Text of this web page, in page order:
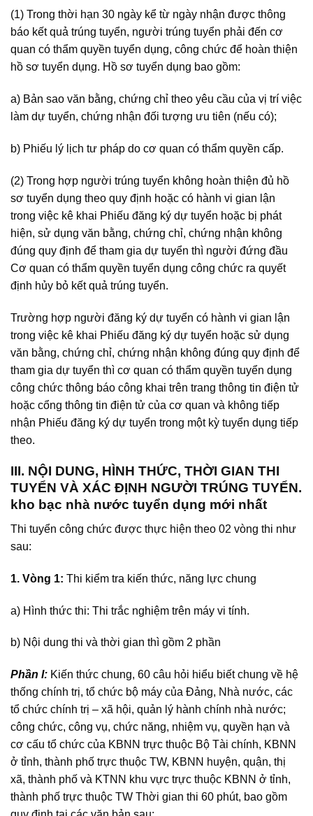
(1) Trong thời hạn 30 ngày kể từ ngày nhận được thông
báo kết quả trúng tuyển, người trúng tuyển phải đến cơ
quan có thẩm quyền tuyển dụng, công chức để hoàn thiện
hồ sơ tuyển dụng. Hồ sơ tuyển dụng bao gồm:
a) Bản sao văn bằng, chứng chỉ theo yêu cầu của vị trí việc
làm dự tuyển, chứng nhận đối tượng ưu tiên (nếu có);
b) Phiếu lý lịch tư pháp do cơ quan có thẩm quyền cấp.
(2) Trong hợp người trúng tuyển không hoàn thiện đủ hồ
sơ tuyển dụng theo quy định hoặc có hành vi gian lận
trong việc kê khai Phiếu đăng ký dự tuyển hoặc bị phát
hiện, sử dụng văn bằng, chứng chỉ, chứng nhận không
đúng quy định để tham gia dự tuyển thì người đứng đầu
Cơ quan có thẩm quyền tuyển dụng công chức ra quyết
định hủy bỏ kết quả trúng tuyển.
Trường hợp người đăng ký dự tuyển có hành vi gian lận
trong việc kê khai Phiếu đăng ký dự tuyển hoặc sử dụng
văn bằng, chứng chỉ, chứng nhận không đúng quy định để
tham gia dự tuyển thì cơ quan có thẩm quyền tuyển dụng
công chức thông báo công khai trên trang thông tin điện tử
hoặc cổng thông tin điện tử của cơ quan và không tiếp
nhận Phiếu đăng ký dự tuyển trong một kỳ tuyển dụng tiếp
theo.
III. NỘI DUNG, HÌNH THỨC, THỜI GIAN THI
TUYỂN VÀ XÁC ĐỊNH NGƯỜI TRÚNG TUYỂN.
kho bạc nhà nước tuyển dụng mới nhất
Thi tuyển công chức được thực hiện theo 02 vòng thi như
sau:
1. Vòng 1: Thi kiểm tra kiến thức, năng lực chung
a) Hình thức thi: Thi trắc nghiệm trên máy vi tính.
b) Nội dung thi và thời gian thì gồm 2 phần
Phần I: Kiến thức chung, 60 câu hỏi hiểu biết chung về hệ
thống chính trị, tổ chức bộ máy của Đảng, Nhà nước, các
tổ chức chính trị – xã hội, quản lý hành chính nhà nước;
công chức, công vụ, chức năng, nhiệm vụ, quyền hạn và
cơ cấu tổ chức của KBNN trực thuộc Bộ Tài chính, KBNN
ở tỉnh, thành phố trực thuộc TW, KBNN huyện, quận, thị
xã, thành phố và KTNN khu vực trực thuộc KBNN ở tỉnh,
thành phố trực thuộc TW Thời gian thi 60 phút, bao gồm